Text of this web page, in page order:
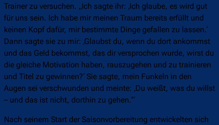
Trainer zu versuchen. „Ich sagte ihr: ‚Ich glaube, es wird gut
für uns sein. Ich habe mir meinen Traum bereits erfüllt und
keinen Kopf dafür, mir bestimmte Dinge gefallen zu lassen.‘
Dann sagte sie zu mir: ‚Glaubst du, wenn du dort ankommst
und das Geld bekommst, das dir versprochen wurde, wirst du
die gleiche Motivation haben, rauszugehen und zu trainieren
und Titel zu gewinnen?‘ Sie sagte, mein Funkeln in den
Augen sei verschwunden und meinte: ‚Du weißt, was du willst
– und das ist nicht, dorthin zu gehen.‘“
Nach seinem Start der Saisonvorbereitung entwickelten sich